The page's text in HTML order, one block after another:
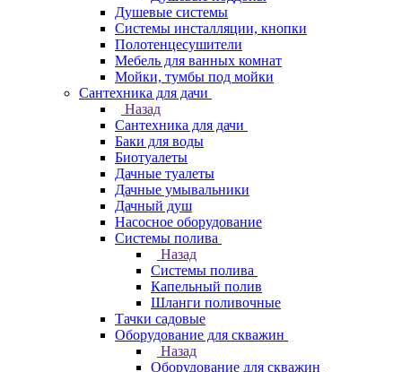
Душевые системы
Системы инсталляции, кнопки
Полотенцесушители
Мебель для ванных комнат
Мойки, тумбы под мойки
Сантехника для дачи
Назад
Сантехника для дачи
Баки для воды
Биотуалеты
Дачные туалеты
Дачные умывальники
Дачный душ
Насосное оборудование
Системы полива
Назад
Системы полива
Капельный полив
Шланги поливочные
Тачки садовые
Оборудование для скважин
Назад
Оборудование для скважин